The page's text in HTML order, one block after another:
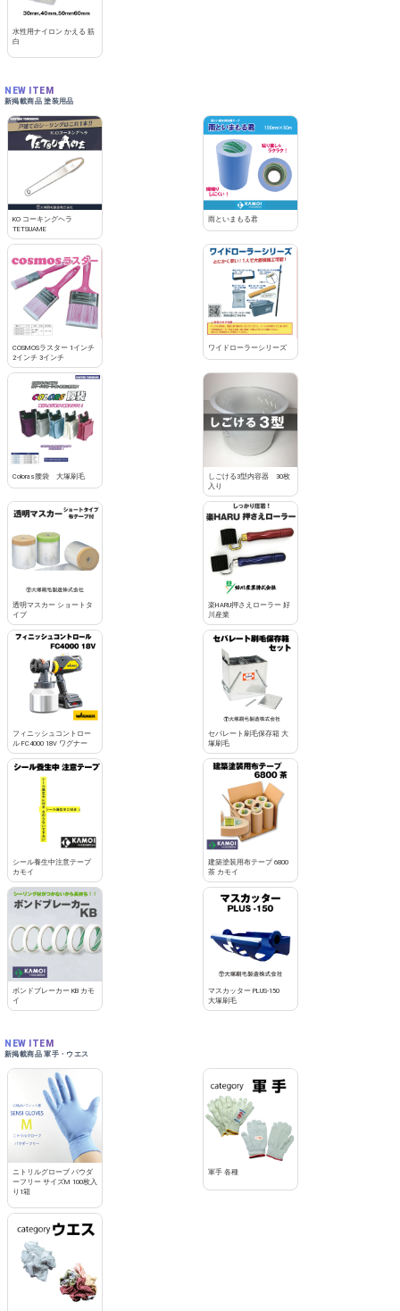
水性用ナイロン かえる 筋
白
NEW ITEM
新掲載商品 塗装用品
KO コーキングヘラ
TETSUAME
雨といまもる君
COSMOSラスター 1インチ
2インチ 3インチ
ワイドローラーシリーズ
Coloras腰袋 大塚刷毛
しごける3型内容器 30枚
入り
透明マスカー ショートタ
イプ
楽HARU押さえローラー 好
川産業
フィニッシュコントロー
ル FC4000 18V ワグナー
セパレート刷毛保存箱 大
塚刷毛
シール養生中注意テープ
カモイ
建築塗装用布テープ 6800
茶 カモイ
ボンドブレーカー KB カモ
イ
マスカッター PLUS-150
大塚刷毛
NEW ITEM
新掲載商品 軍手・ウエス
ニトリルグローブ パウダ
ーフリー サイズM 100枚入
り1箱
軍手 各種